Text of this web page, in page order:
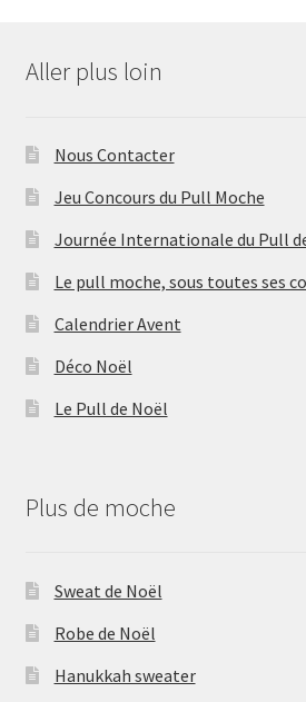
Aller plus loin
Nous Contacter
Jeu Concours du Pull Moche
Journée Internationale du Pull
Le pull moche, sous toutes ses
Calendrier Avent
Déco Noël
Le Pull de Noël
Plus de moche
Sweat de Noël
Robe de Noël
Hanukkah sweater